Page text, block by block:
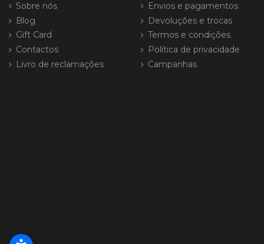
Sobre nós
Blog
Gift Card
Contactos
Livro de reclamações
Envios e pagamentos
Devoluções e trocas
Termos e condições
Política de privacidade
Campanhas